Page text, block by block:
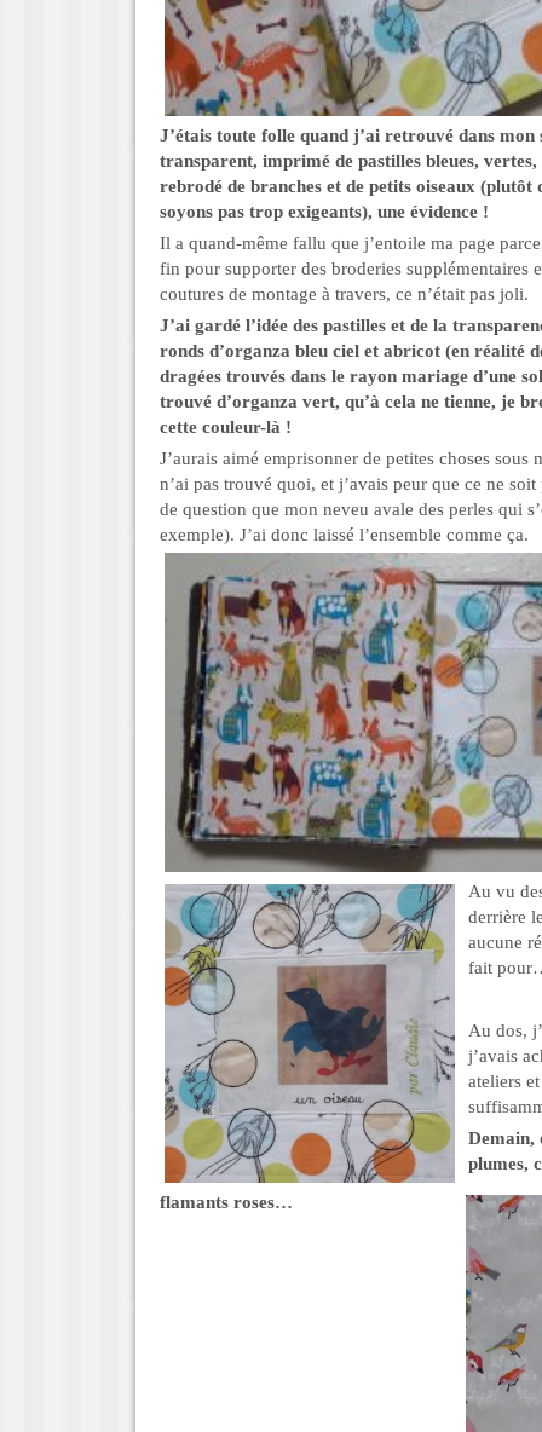
J’étais toute folle quand j’ai retrouvé dans mon
transparent, imprimé de pastilles bleues, vertes,
rebrodé de branches et de petits oiseaux (plutôt
soyons pas trop exigeants), une évidence !
Il a quand-même fallu que j’entoile ma page
fin pour supporter des broderies supplémentaires
coutures de montage à travers, ce n’était pas joli.
J’ai gardé l’idée des pastilles et de la
ronds d’organza bleu ciel et abricot (en réalité
dragées trouvés dans le rayon mariage d’une
trouvé d’organza vert, qu’à cela ne tienne, je
cette couleur-là !
J’aurais aimé emprisonner de petites choses sous
n’ai pas trouvé quoi, et j’avais peur que ce ne soit
de question que mon neveu avale des perles qui
exemple). J’ai donc laissé l’ensemble comme ça.
Au vu
derrière
aucune
fait
Au dos,
j’avais
ateliers
Demain,
plumes,
flamants roses…